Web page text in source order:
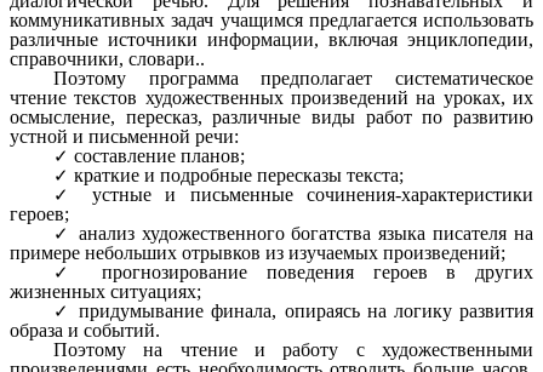
коммуникативных задач учащимся предлагается использовать
различные источники информации, включая энциклопедии,
справочники, словари..
Поэтому программа предполагает систематическое
чтение текстов художественных произведений на уроках, их
осмысление, пересказ, различные виды работ по развитию
устной и письменной речи:
составление планов;
краткие и подробные пересказы текста;
устные и письменные сочинения-характеристики
героев;
анализ художественного богатства языка писателя на
примере небольших отрывков из изучаемых произведений;
прогнозирование поведения героев в других
жизненных ситуациях;
придумывание финала, опираясь на логику развития
образа и событий.
Поэтому на чтение и работу с художественными